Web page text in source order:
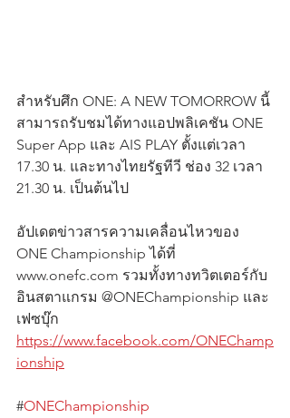
สำหรับศึก ONE: A NEW TOMORROW นี้
สามารถรับชมได้ทางแอปพลิเคชัน ONE
Super App และ AIS PLAY ตั้งแต่เวลา
17.30 น. และทางไทยรัฐทีวี ช่อง 32 เวลา
21.30 น. เป็นต้นไป
อัปเดตข่าวสารความเคลื่อนไหวของ
ONE Championship ได้ที่
www.onefc.com รวมทั้งทางทวิตเตอร์กับ
อินสตาแกรม @ONEChampionship และ
เฟซบุ๊ก
https://www.facebook.com/ONEChamp
ionship
#ONEChampionship